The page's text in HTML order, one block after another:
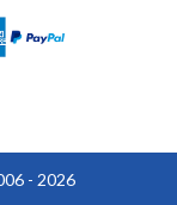
- 2026